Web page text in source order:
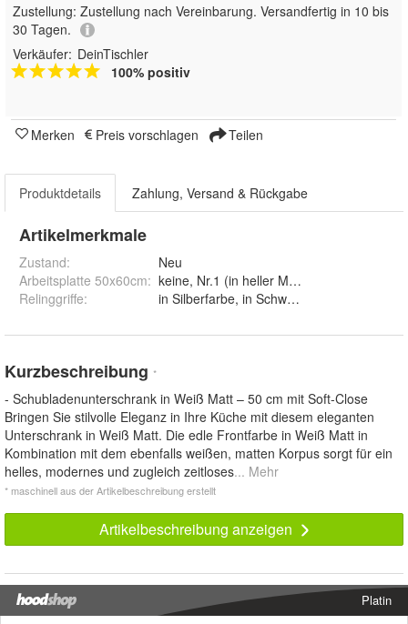
Zustellung: Zustellung nach Vereinbarung. Versandfertig in 10 bis
30 Tagen.
Verkäufer: DeinTischler
100% positiv
Merken Preis vorschlagen Teilen
Produktdetails Zahlung, Versand & Rückgabe
Artikelmerkmale
Zustand:
Neu
Arbeitsplatte 50x60cm:
Relinggriffe:
Kurzbeschreibung *
- Schubladenunterschrank in Weiß Matt – 50 cm mit Soft-Close
Bringen Sie stilvolle Eleganz in Ihre Küche mit diesem eleganten
Unterschrank in Weiß Matt. Die edle Frontfarbe in Weiß Matt in
Kombination mit dem ebenfalls weißen, matten Korpus sorgt für ein
helles, modernes und zugleich zeitloses... Mehr
* maschinell aus der Artikelbeschreibung erstellt
Artikelbeschreibung anzeigen
Platin